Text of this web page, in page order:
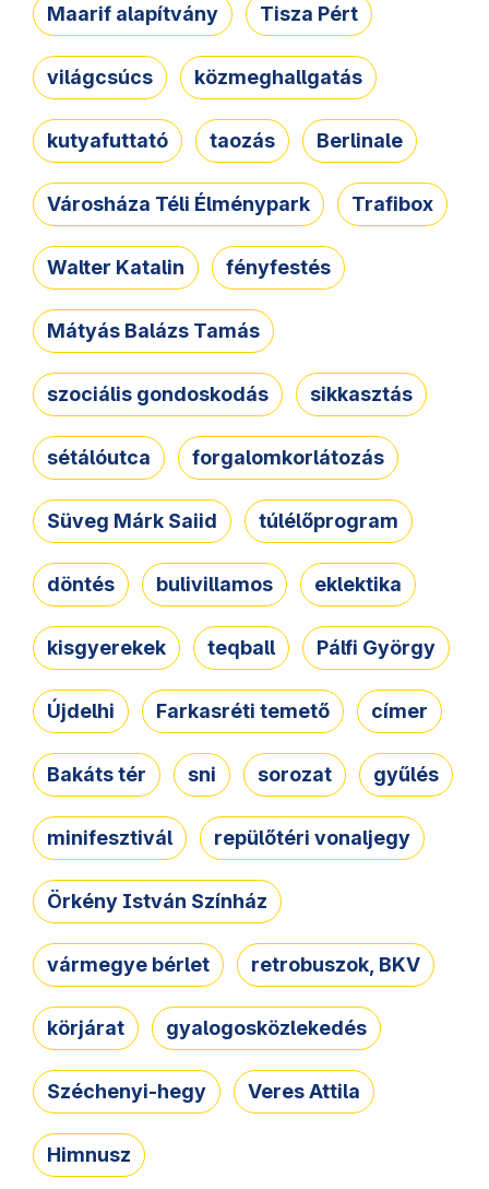
Maarif alapítvány Tisza Pért
világcsúcs közmeghallgatás
kutyafuttató taozás Berlinale
Városháza Téli Élménypark Trafibox
Walter Katalin fényfestés
Mátyás Balázs Tamás
szociális gondoskodás sikkasztás
sétálóutca forgalomkorlátozás
Süveg Márk Saiid túlélőprogram
döntés bulivillamos eklektika
kisgyerekek teqball Pálfi György
Újdelhi Farkasréti temető címer
Bakáts tér sni sorozat gyűlés
minifesztivál repülőtéri vonaljegy
Örkény István Színház
vármegye bérlet retrobuszok, BKV
körjárat gyalogosközlekedés
Széchenyi-hegy Veres Attila
Himnusz